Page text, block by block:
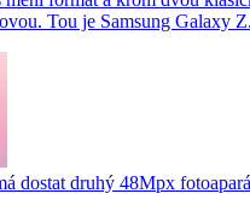
Tou je Samsung Galaxy
dostat druhý 48Mpx